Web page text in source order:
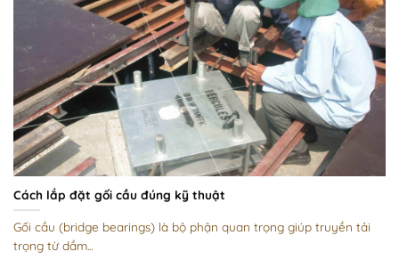
Cách lắp đặt gối cầu đúng kỹ thuật
Gối cầu (bridge bearings) là bộ phận quan trọng giúp truyền tải
trọng từ dầm...